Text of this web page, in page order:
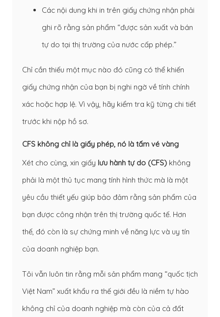
Các nội dung khi in trên giấy chứng nhận phải
ghi rõ rằng sản phẩm “được sản xuất và bán
tự do tại thị trường của nước cấp phép.”
Chỉ cần thiếu một mục nào đó cũng có thể khiến
giấy chứng nhận của bạn bị nghi ngờ về tính chính
xác hoặc hợp lệ. Vì vậy, hãy kiểm tra kỹ từng chi tiết
trước khi nộp hồ sơ.
CFS không chỉ là giấy phép, nó là tấm vé vàng
Xét cho cùng, xin giấy lưu hành tự do (CFS) không
phải là một thủ tục mang tính hình thức mà là một
yêu cầu thiết yếu giúp bảo đảm rằng sản phẩm của
bạn được công nhận trên thị trường quốc tế. Hơn
thế, đó còn là sự chứng minh về năng lực và uy tín
của doanh nghiệp bạn.
Tôi vẫn luôn tin rằng mỗi sản phẩm mang “quốc tịch
Việt Nam” xuất khẩu ra thế giới đều là niềm tự hào
không chỉ của doanh nghiệp mà còn của cả đất